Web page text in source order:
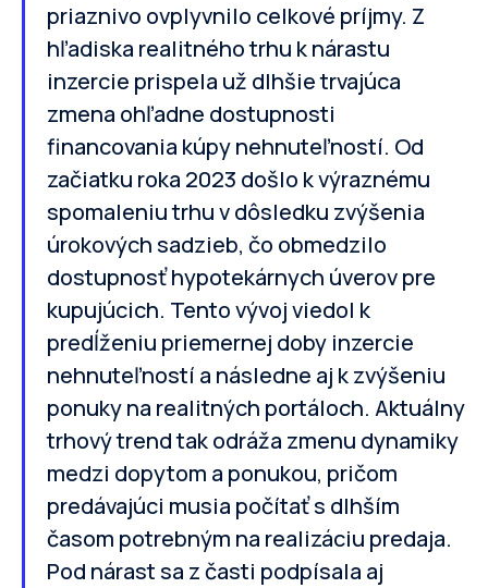
priaznivo ovplyvnilo celkové príjmy. Z
hľadiska realitného trhu k nárastu
inzercie prispela už dlhšie trvajúca
zmena ohľadne dostupnosti
financovania kúpy nehnuteľností. Od
začiatku roka 2023 došlo k výraznému
spomaleniu trhu v dôsledku zvýšenia
úrokových sadzieb, čo obmedzilo
dostupnosť hypotekárnych úverov pre
kupujúcich. Tento vývoj viedol k
predĺženiu priemernej doby inzercie
nehnuteľností a následne aj k zvýšeniu
ponuky na realitných portáloch. Aktuálny
trhový trend tak odráža zmenu dynamiky
medzi dopytom a ponukou, pričom
predávajúci musia počítať s dlhším
časom potrebným na realizáciu predaja.
Pod nárast sa z časti podpísala aj